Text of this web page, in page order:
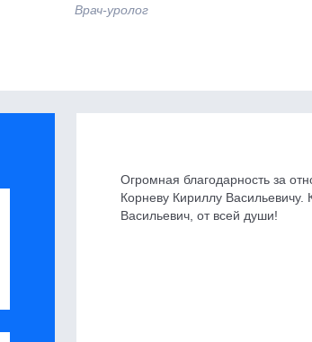
Врач-уролог
Огромная благодарность за
Корневу Кириллу Васильевичу.
Васильевич, от всей души!